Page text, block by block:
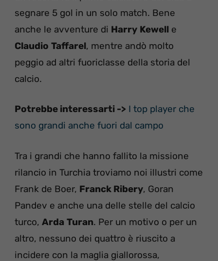
segnare 5 gol in un solo match. Bene
anche le avventure di Harry Kewell e
Claudio Taffarel, mentre andò molto
peggio ad altri fuoriclasse della storia del
calcio.
Potrebbe interessarti -> I top player che
sono grandi anche fuori dal campo
Tra i grandi che hanno fallito la missione
rilancio in Turchia troviamo noi illustri come
Frank de Boer, Franck Ribery, Goran
Pandev e anche una delle stelle del calcio
turco, Arda Turan. Per un motivo o per un
altro, nessuno dei quattro è riuscito a
incidere con la maglia giallorossa,